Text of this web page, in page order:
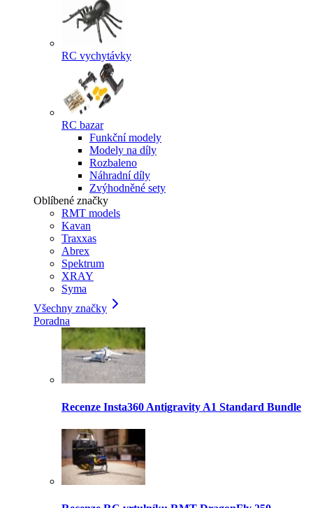
RC vychytávky
RC bazar
Funkční modely
Modely na díly
Rozbaleno
Náhradní díly
Zvýhodněné sety
Oblíbené značky
RMT models
Kavan
Traxxas
Abrex
Spektrum
XRAY
Syma
Všechny značky
Poradna
Recenze Insta360 Antigravity A1 Standard Bundle